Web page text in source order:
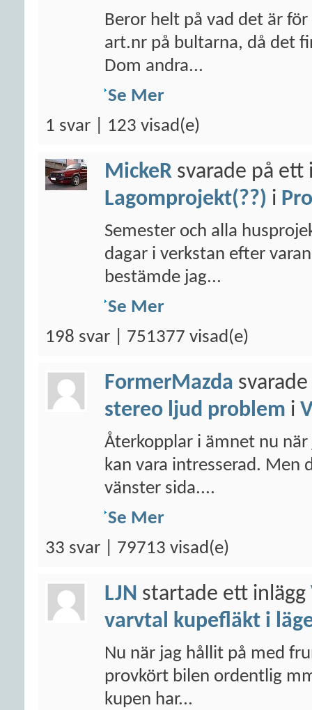
Beror helt på vad det är
art.nr på bultarna, då det
Dom andra...
Se Mer
1 svar | 123 visad(e)
MickeR svarade på ett
Lagomprojekt(??) i
Semester och alla
dagar i verkstan efter
bestämde jag...
Se Mer
198 svar | 751377 visad(e)
FormerMazda
stereo ljud problem i
Återkopplar i ämnet nu
kan vara intresserad. Men
vänster sida....
Se Mer
33 svar | 79713 visad(e)
LJN startade ett inlägg
varvtal kupefläkt i
Nu när jag hållit på med
provkört bilen ordentlig
kupen har...